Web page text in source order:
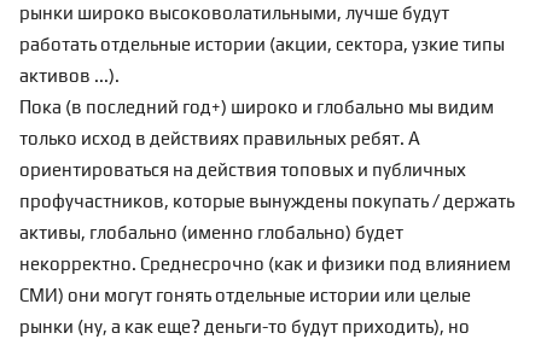
рынки широко высоковолатильными, лучше будут
работать отдельные истории (акции, сектора, узкие типы
активов ...).
Пока (в последний год+) широко и глобально мы видим
только исход в действиях правильных ребят. А
ориентироваться на действия топовых и публичных
профучастников, которые вынуждены покупать / держать
активы, глобально (именно глобально) будет
некорректно. Среднесрочно (как и физики под влиянием
СМИ) они могут гонять отдельные истории или целые
рынки (ну, а как еще? деньги-то будут приходить), но